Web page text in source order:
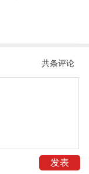
共条评论